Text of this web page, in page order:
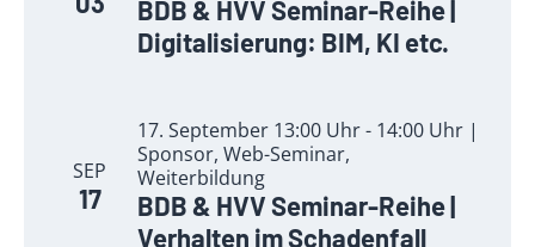
BDB & HVV Seminar-Reihe |
Digitalisierung: BIM, KI etc.
SEP
17
17. September 13:00 Uhr - 14:00 Uhr |
Sponsor, Web-Seminar,
Weiterbildung
BDB & HVV Seminar-Reihe |
Verhalten im Schadenfall